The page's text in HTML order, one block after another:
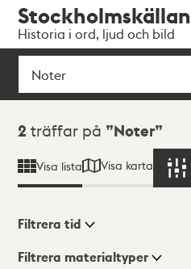
navigationen
huvudinnehållet
Stockholmskällan
Historia i ord, ljud och bild
Sök
Sökresultat
2 träffar på Noter
Visa lista Visa karta
Visningsläge
Filtrera tid
Filtrera materialtyper